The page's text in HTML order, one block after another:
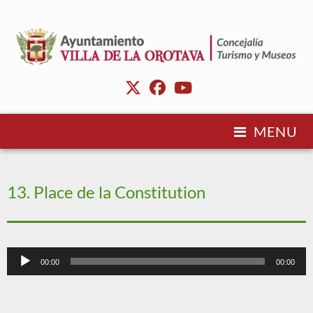
MENU
13. Place de la Constitution
Lecteur
audio
00:00 00:00